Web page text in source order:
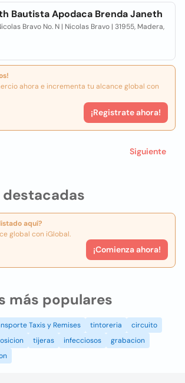
destacadas
aquí?
global con iGlobal.
¡Comienza ahora!
Bautista Apodaca Brenda Janeth
Bravo No. N | Nicolas Bravo | 31955, Madera,
ahora e incrementa tu alcance global con
¡Registrate ahora!
Siguiente
más populares
Taxis y Remises tintoreria
circuito
tijeras infecciosos
grabacion